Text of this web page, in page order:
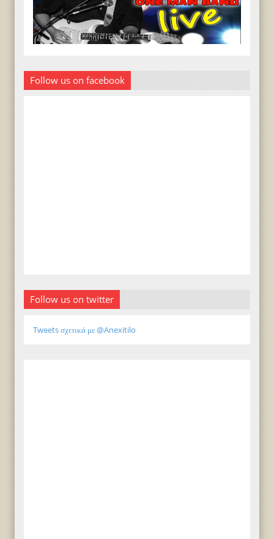
Follow us on facebook
Follow us on twitter
Tweets σχετικά με @Anexitilo